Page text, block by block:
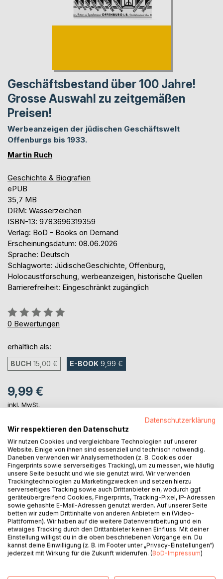
Geschäftsbestand über 100 Jahre!
Grosse Auswahl zu zeitgemäßen
Preisen!
Werbeanzeigen der jüdischen Geschäftswelt
Offenburgs bis 1933.
Martin Ruch
Geschichte & Biografien
ePUB
35,7 MB
DRM: Wasserzeichen
ISBN-13: 9783696319359
Verlag: BoD - Books on Demand
Erscheinungsdatum: 08.06.2026
Sprache: Deutsch
Schlagworte: JüdischeGeschichte, Offenburg,
Holocaustforschung, werbeanzeigen, historische Quellen
Barrierefreiheit: Eingeschränkt zugänglich
Bewertung::
0%
0 Bewertungen
erhältlich als:
BUCH 15,00 € E-BOOK 9,99 €
9,99 €
inkl. MwSt.
IN DEN WARENKORB
Auf die Merkliste
Titel bewerten
Datenschutzerklärung
Wir respektieren den Datenschutz
Wir nutzen Cookies und vergleichbare Technologien auf unserer
Website. Einige von ihnen sind essenziell und technisch notwendig.
Daneben verwenden wir Analysemethoden (z. B. Cookies oder
Fingerprints sowie serverseitiges Tracking), um zu messen, wie häufig
unsere Seite besucht und wie sie genutzt wird. Wir verwenden
Trackingtechnologien zu Marketingzwecken und setzen hierzu
serverseitiges Tracking sowie auch Drittanbieter ein, wodurch ggf.
geräteübergreifend Cookies, Fingerprints, Tracking-Pixel, IP-Adressen
sowie gehashte E-Mail-Adressen genutzt werden. Auf unserer Seite
betten wir zudem Drittinhalte von anderen Anbietern ein (Video-
Plattformen). Wir haben auf die weitere Datenverarbeitung und ein
etwaiges Tracking durch den Drittanbieter keinen Einfluss. Mit deiner
Einstellung willigst du in die oben beschriebenen Vorgänge ein. Du
kannst deine Einwilligung (z. B. im Footer unter „Privacy-Einstellungen“)
jederzeit mit Wirkung für die Zukunft widerrufen. (BoD-Impressum)